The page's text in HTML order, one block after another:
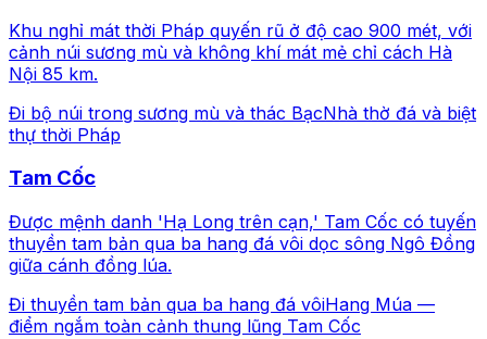
Khu nghỉ mát thời Pháp quyến rũ ở độ cao 900 mét, với
cảnh núi sương mù và không khí mát mẻ chỉ cách Hà
Nội 85 km.
Đi bộ núi trong sương mù và thác BạcNhà thờ đá và biệt
thự thời Pháp
Tam Cốc
Được mệnh danh 'Hạ Long trên cạn,' Tam Cốc có tuyến
thuyền tam bản qua ba hang đá vôi dọc sông Ngô Đồng
giữa cánh đồng lúa.
Đi thuyền tam bản qua ba hang đá vôiHang Múa —
điểm ngắm toàn cảnh thung lũng Tam Cốc